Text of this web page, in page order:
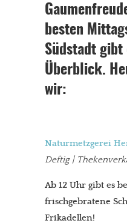
besten
Südstadt gibt
Überblick.
wir:
Naturmetzgerei
Deftig |
Ab 12 Uhr gibt es
frischgebratene
Frikadellen!